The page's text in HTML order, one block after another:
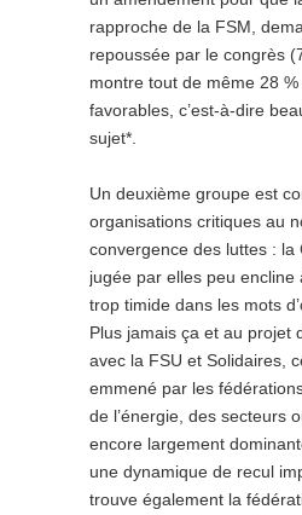
rapproche de la FSM,
repoussée par le congrès
montre tout de même 28
favorables, c’est-à-dire
sujet*.
Un deuxième groupe est
organisations critiques au
convergence des luttes : la
jugée par elles peu encline
trop timide dans les mots
Plus jamais ça et au projet
avec la FSU et Solidaires,
emmené par les
de l’énergie, des secteurs
encore largement
une dynamique de recul
trouve également la